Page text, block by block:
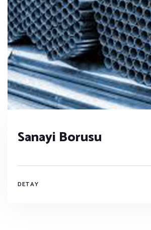
Sanayi Borusu
DETAY